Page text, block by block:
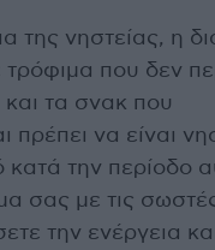
της νηστείας, η
τρόφιμα που δεν
και τα σνακ που
πρέπει να είναι
κατά την περίοδο
σας με τις
την ενέργεια